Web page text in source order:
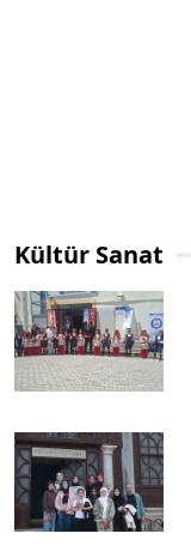
Kültür Sanat